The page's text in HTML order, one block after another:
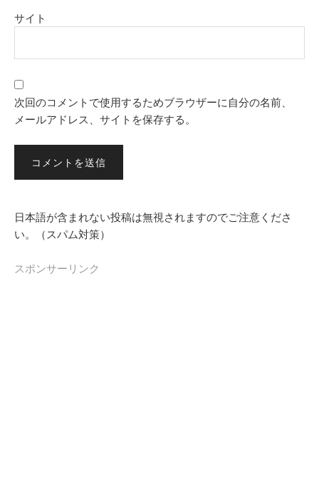
サイト
次回のコメントで使用するためブラウザーに自分の名前、
メールアドレス、サイトを保存する。
日本語が含まれない投稿は無視されますのでご注意くださ
い。（スパム対策）
スポンサーリンク